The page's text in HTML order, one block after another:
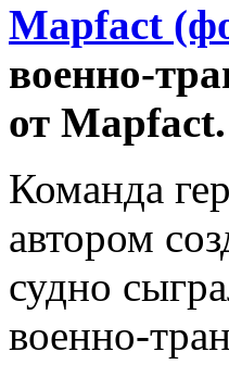
военно-
от Mapfact.
Команда
автором
судно
военно-